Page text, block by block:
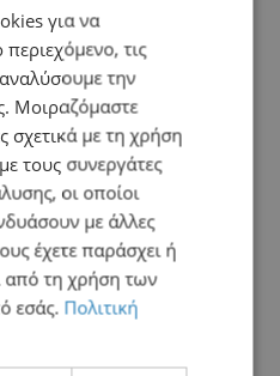
για να
τις
την
Μοιραζόμαστε
σχετικά με τη χρήση
τους συνεργάτες
οι οποίοι
με άλλες
έχετε παράσχει ή
από τη χρήση των
εσάς. Πολιτική